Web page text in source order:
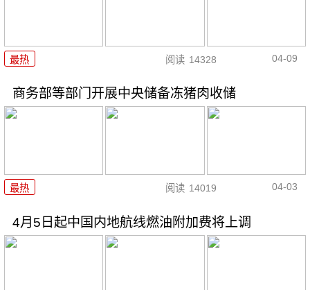
最热 阅读 14328 04-09
商务部等部门开展中央储备冻猪肉收储
最热 阅读 14019 04-03
4月5日起中国内地航线燃油附加费将上调